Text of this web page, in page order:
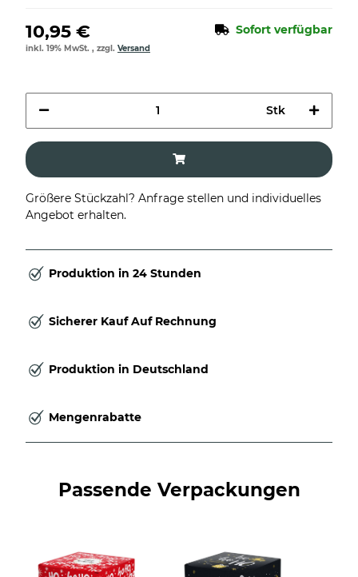
10,95 € Sofort verfügbar
inkl. 19% MwSt. , zzgl. Versand
Stk
Größere Stückzahl? Anfrage stellen und individuelles
Angebot erhalten.
Produktion in 24 Stunden
Sicherer Kauf Auf Rechnung
Produktion in Deutschland
Mengenrabatte
Passende Verpackungen